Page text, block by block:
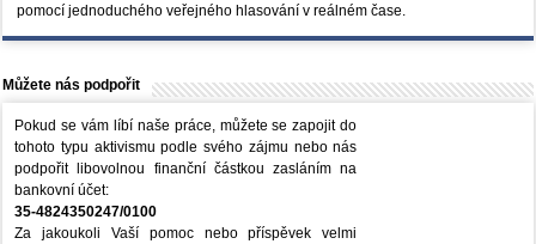
pomocí jednoduchého veřejného hlasování v reálném čase.
Můžete nás podpořit
Pokud se vám líbí naše práce, můžete se zapojit do
tohoto typu aktivismu podle svého zájmu nebo nás
podpořit libovolnou finanční částkou zasláním na
bankovní účet:
35-4824350247/0100
Za jakoukoli Vaší pomoc nebo příspěvek velmi